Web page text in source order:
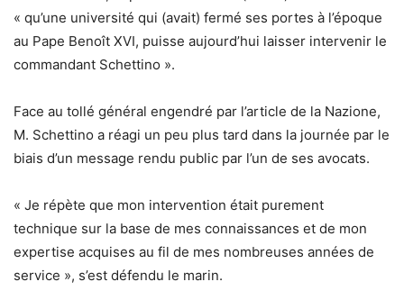
« qu’une université qui (avait) fermé ses portes à l’époque
au Pape Benoît XVI, puisse aujourd’hui laisser intervenir le
commandant Schettino ».
Face au tollé général engendré par l’article de la Nazione,
M. Schettino a réagi un peu plus tard dans la journée par le
biais d’un message rendu public par l’un de ses avocats.
« Je répète que mon intervention était purement
technique sur la base de mes connaissances et de mon
expertise acquises au fil de mes nombreuses années de
service », s’est défendu le marin.